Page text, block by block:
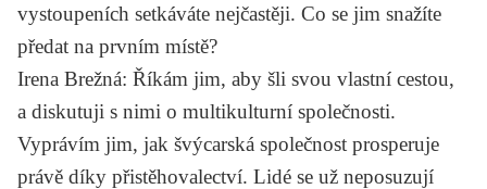
vystoupeních setkáváte nejčastěji. Co se jim snažíte
předat na prvním místě?
Irena Brežná: Říkám jim, aby šli svou vlastní cestou,
a diskutuji s nimi o multikulturní společnosti.
Vyprávím jim, jak švýcarská společnost prosperuje
právě díky přistěhovalectví. Lidé se už neposuzují